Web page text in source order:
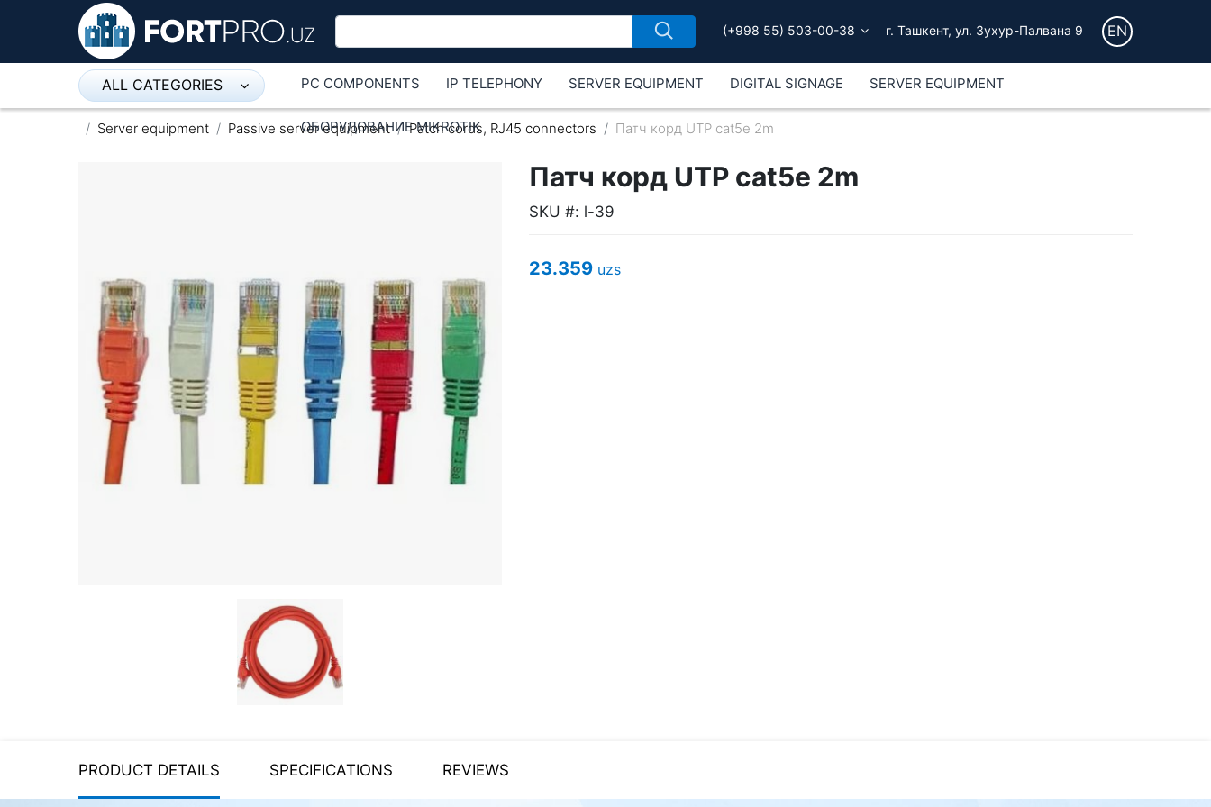
(+998 55) 503-00-38 г. Ташкент, ул. Зухур-Палвана 9 EN
ALL CATEGORIES
Микрофон
ADSL, Wan / Lan Routers, Wi-Fi
IP Telephony
Stereo systems
Server equipment
UPS Uninterruptible Power
Supply
PC COMPONENTS IP TELEPHONY SERVER EQUIPMENT DIGITAL SIGNAGE SERVER EQUIPMENT
ОБОРУДОВАНИЕ MIKROTIK
Server equipment Passive server equipment Patch cords, RJ45 connectors Патч корд UTP cat5e 2m
Патч корд UTP cat5e 2m
SKU #: l-39
23.359 uzs
PRODUCT DETAILS SPECIFICATIONS REVIEWS